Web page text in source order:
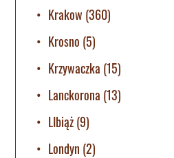
Krakow (360)
Krosno (5)
Krzywaczka (15)
Lanckorona (13)
LIbiąż(9)
Londyn (2)